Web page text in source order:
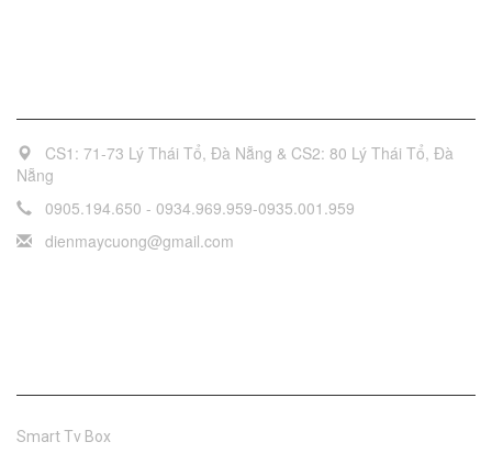
CS1: 71-73 Lý Thái Tổ, Đà Nẵng & CS2: 80 Lý Thái Tổ, Đà
Nẵng
0905.194.650 - 0934.969.959-0935.001.959
dienmaycuong@gmail.com
Smart Tv Box